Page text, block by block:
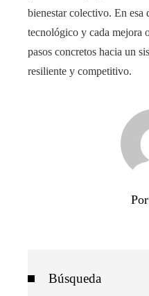
bienestar colectivo. En esa
tecnológico y cada mejora
pasos concretos hacia un
resiliente y competitivo.
Búsqueda